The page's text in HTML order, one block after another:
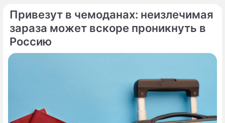
Ермолая, Ермиппа и Ермократа, иереев
Никомидийских.
Привезут в чемоданах: неизлечимая
зараза может вскоре проникнуть в
Россию